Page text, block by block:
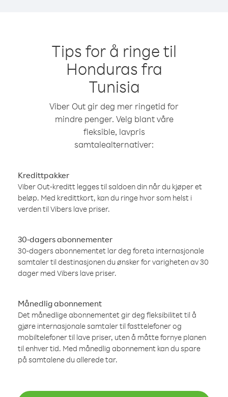
Tips for å ringe til
Honduras fra
Tunisia
Viber Out gir deg mer ringetid for
mindre penger. Velg blant våre
fleksible, lavpris
samtalealternativer:
Kredittpakker
Viber Out-kreditt legges til saldoen din når du kjøper et
beløp. Med kredittkort, kan du ringe hvor som helst i
verden til Vibers lave priser.
30-dagers abonnementer
30-dagers abonnementet lar deg foreta internasjonale
samtaler til destinasjonen du ønsker for varigheten av 30
dager med Vibers lave priser.
Månedlig abonnement
Det månedlige abonnementet gir deg fleksibilitet til å
gjøre internasjonale samtaler til fasttelefoner og
mobiltelefoner til lave priser, uten å måtte fornye planen
til enhver tid. Med månedlig abonnement kan du spare
på samtalene du allerede tar.